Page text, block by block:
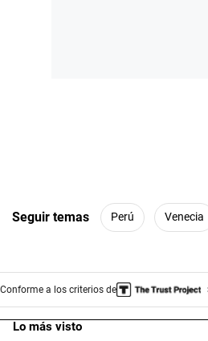
Seguir temas Perú Venecia
Conforme a los criterios de
Lo más visto